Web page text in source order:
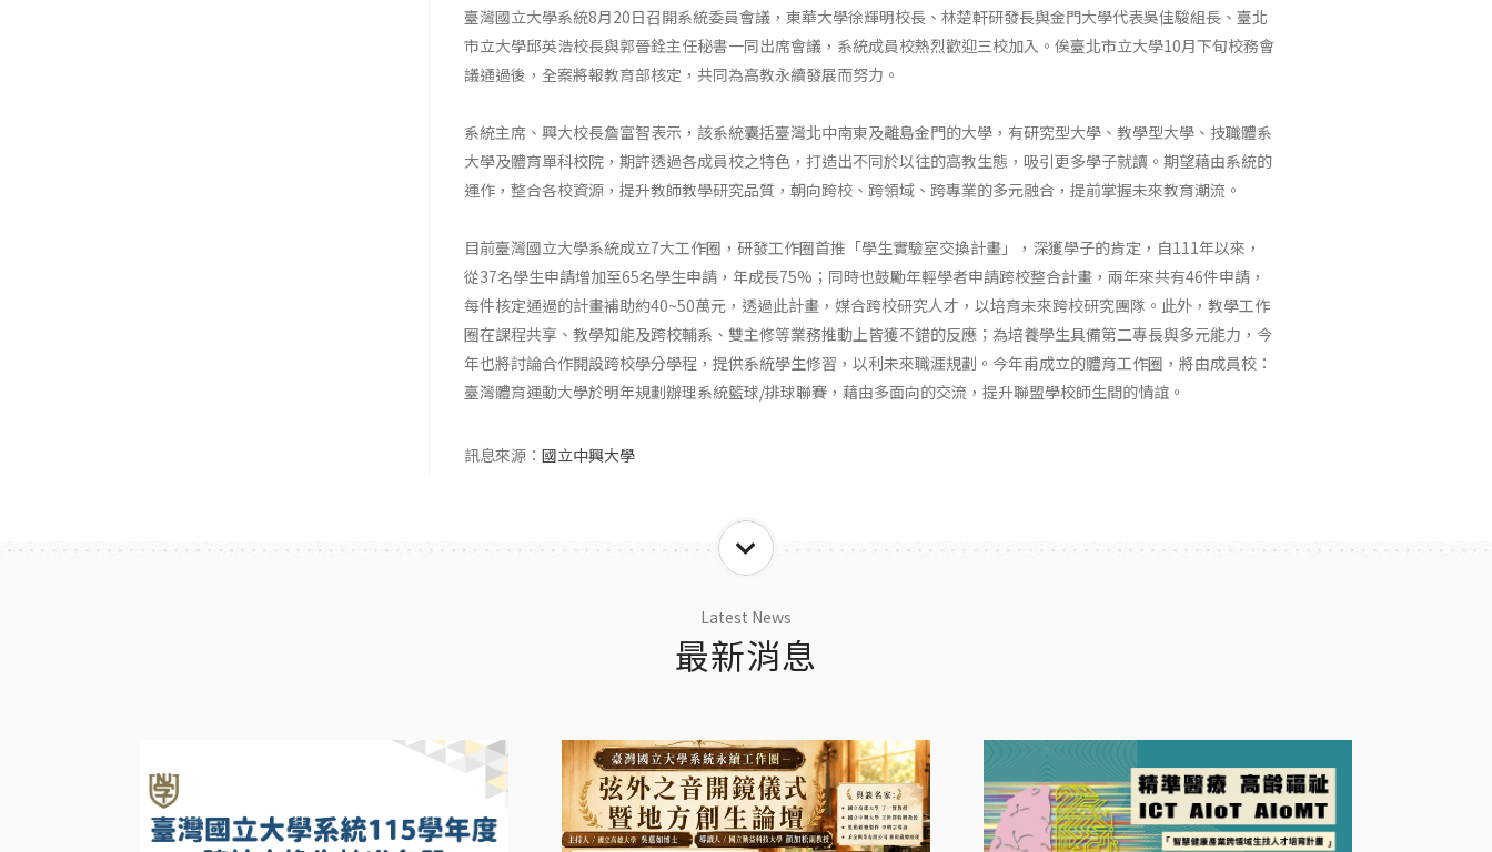
臺灣國立大學系統8月20日召開系統委員會議，東華大學徐輝明校長、林楚軒研發長與金門大學代表吳佳駿組長、臺北
市立大學邱英浩校長與郭晉銓主任秘書一同出席會議，系統成員校熱烈歡迎三校加入。俟臺北市立大學10月下旬校務會
議通過後，全案將報教育部核定，共同為高教永續發展而努力。
系統主席、興大校長詹富智表示，該系統囊括臺灣北中南東及離島金門的大學，有研究型大學、教學型大學、技職體系
大學及體育單科校院，期許透過各成員校之特色，打造出不同於以往的高教生態，吸引更多學子就讀。期望藉由系統的
運作，整合各校資源，提升教師教學研究品質，朝向跨校、跨領域、跨專業的多元融合，提前掌握未來教育潮流。
目前臺灣國立大學系統成立7大工作圈，研發工作圈首推「學生實驗室交換計畫」，深獲學子的肯定，自111年以來，
從37名學生申請增加至65名學生申請，年成長75%；同時也鼓勵年輕學者申請跨校整合計畫，兩年來共有46件申請，
每件核定通過的計畫補助約40~50萬元，透過此計畫，媒合跨校研究人才，以培育未來跨校研究團隊。此外，教學工作
圈在課程共享、教學知能及跨校輔系、雙主修等業務推動上皆獲不錯的反應；為培養學生具備第二專長與多元能力，今
年也將討論合作開設跨校學分學程，提供系統學生修習，以利未來職涯規劃。今年甫成立的體育工作圈，將由成員校：
臺灣體育運動大學於明年規劃辦理系統籃球/排球聯賽，藉由多面向的交流，提升聯盟學校師生間的情誼。
訊息來源： 國立中興大學
Latest News
最新消息